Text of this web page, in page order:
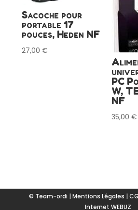
Sacoche pour
portable 17
pouces, Heden NF
27,00 €
PC
W,
NF
35,00€
© Team-ordi | Mentions Légales |
Internet WEBUZ